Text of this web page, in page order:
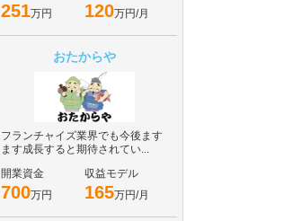
251万円 120万円/月
おたからや
フランチャイズ業界でも今後ます
ます成長すると期待されてい...
開業資金
700万円
収益モデル
165万円/月